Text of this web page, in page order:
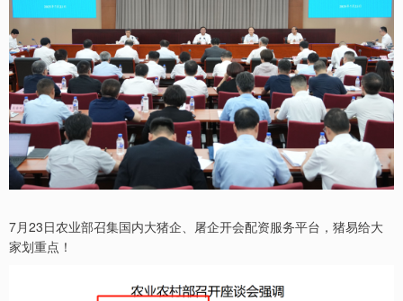
7月23日农业部召集国内大猪企、屠企开会配资服务平台，猪易给大
家划重点！